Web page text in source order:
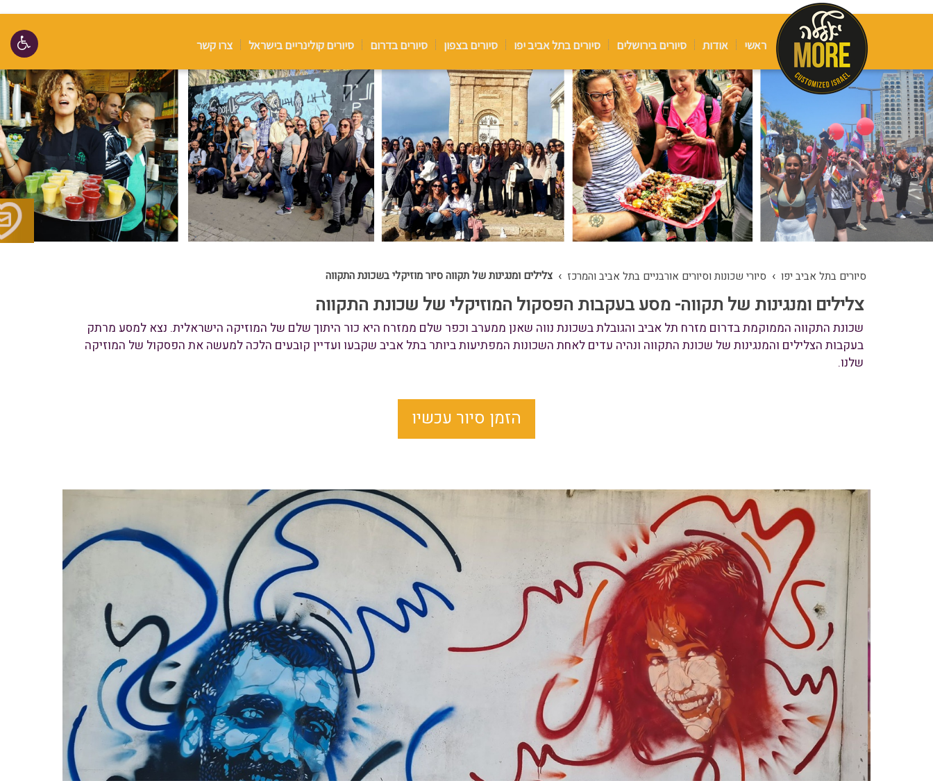
ראשי אודות סיורים בירושלים סיורים בתל אביב יפו סיורים בצפון סיורים בדרום סיורים קולינריים בישראל צרו קשר
סיורים בתל אביב יפו › סיורי שכונות וסיורים אורבניים בתל אביב והמרכז › צלילים ומנגינות של תקווה סיור מוזיקלי בשכונת התקווה
צלילים ומנגינות של תקווה- מסע בעקבות הפסקול המוזיקלי של שכונת התקווה
שכונת התקווה הממוקמת בדרום מזרח תל אביב והגובלת בשכונת נווה שאנן ממערב וכפר שלם ממזרח היא כור היתוך שלם של המוזיקה הישראלית. נצא למסע מרתק
בעקבות הצלילים והמנגינות של שכונת התקווה ונהיה עדים לאחת השכונות המפתיעות ביותר בתל אביב שקבעו ועדיין קובעים הלכה למעשה את הפסקול של המוזיקה
שלנו.
הזמן סיור עכשיו